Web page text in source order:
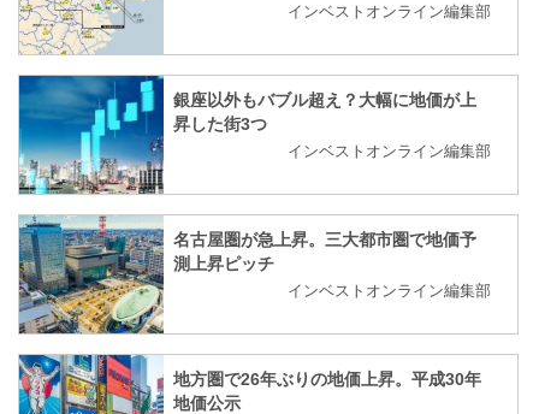
インベストオンライン編集部
銀座以外もバブル超え？大幅に地価が上
昇した街3つ
インベストオンライン編集部
名古屋圏が急上昇。三大都市圏で地価予
測上昇ピッチ
インベストオンライン編集部
地方圏で26年ぶりの地価上昇。平成30年
地価公示